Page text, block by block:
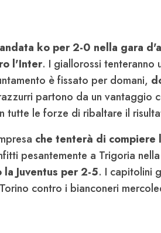
ko per 2-0 nella gara
l'Inter. I giallorossi tenteranno
è fissato per domani,
partono da un vantaggio
tutte le forze di ribaltare il
che tenterà di compiere
pesantemente a Trigoria
la Juventus per 2-5. I capitolini
contro i bianconeri